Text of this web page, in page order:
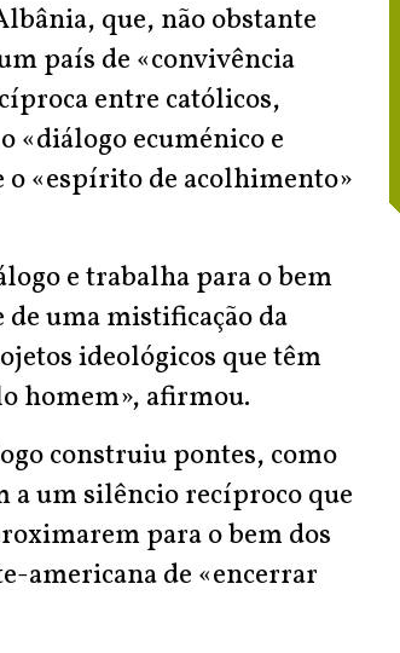
que, não obstante
país de «convivência
entre católicos,
«diálogo ecuménico e
«espírito de acolhimento»
e trabalha para o bem
uma mistificação da
ideológicos que têm
homem», afirmou.
construiu pontes, como
a um silêncio recíproco que
para o bem dos
americana de «encerrar